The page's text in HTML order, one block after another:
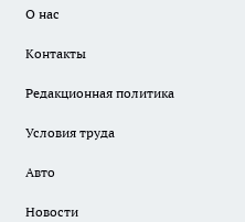
О нас
Контакты
Редакционная политика
Условия труда
Авто
Новости